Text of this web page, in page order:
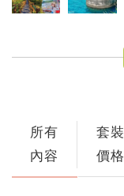
所有
內容
套裝
價格